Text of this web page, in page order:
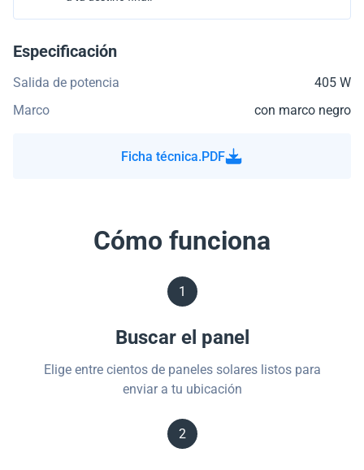
Especificación
Salida de potencia
405 W
Marco
con marco negro
Ficha técnica.PDF
Cómo funciona
1
Buscar el panel
Elige entre cientos de paneles solares listos para
enviar a tu ubicación
2